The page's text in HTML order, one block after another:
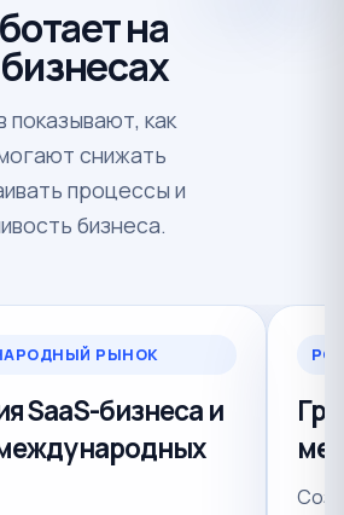
на
показывают, как
снижать
процессы и
бизнеса.
РЫНОК
SaaS-бизнеса и